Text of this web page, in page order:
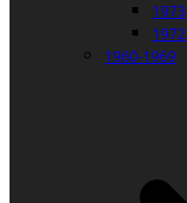
1973
1972
1960-1969